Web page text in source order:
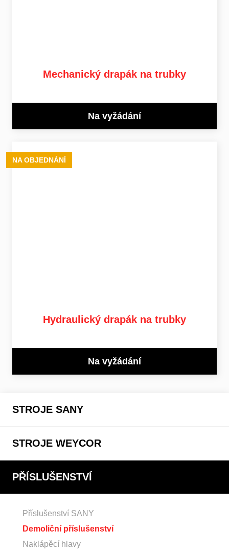
Mechanický drapák na trubky
Na vyžádání
NA OBJEDNÁNÍ
Hydraulický drapák na trubky
Na vyžádání
STROJE SANY
STROJE WEYCOR
PŘÍSLUŠENSTVÍ
Příslušenství SANY
Demoliční příslušenství
Naklápěcí hlavy